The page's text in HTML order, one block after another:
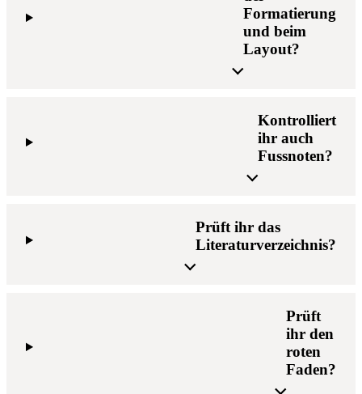
Formatierung
und beim
Layout?
Kontrolliert
ihr auch
Fussnoten?
Prüft ihr das
Literaturverzeichnis?
Prüft
ihr den
roten
Faden?